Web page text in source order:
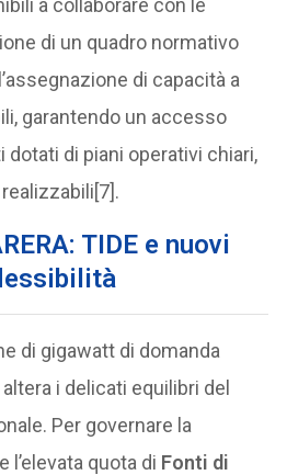
di un quadro normativo
di capacità a
garantendo un accesso
di piani operativi chiari,
TIDE e nuovi
di gigawatt di domanda
i delicati equilibri del
Per governare la
l’elevata quota di Fonti di